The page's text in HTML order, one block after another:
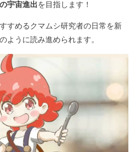
宇宙進出を目指します！
すめるクマムシ研究者の日常を新
ように読み進められます。